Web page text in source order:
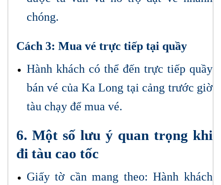
chóng.
Cách 3: Mua vé trực tiếp tại quầy
Hành khách có thể đến trực tiếp quầy
bán vé của Ka Long tại cảng trước giờ
tàu chạy để mua vé.
6. Một số lưu ý quan trọng khi
đi tàu cao tốc
Giấy tờ cần mang theo: Hành khách